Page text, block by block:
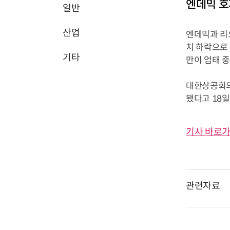
일반
산업
기타
엔데믹
엔데믹과
치 하락으
만이 업태
대한상공회
됐다고 18
기사 바로
관련자료